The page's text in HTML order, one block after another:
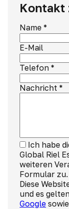
Kontakt
Name *
E-Mail
Telefon *
Nachricht *
Ich habe
Global Riel
weiteren
Formular zu.
Diese
und es
Google